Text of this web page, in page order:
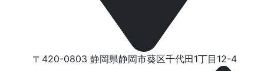
〒420-0803 静岡県静岡市葵区千代⽥1丁⽬12-4